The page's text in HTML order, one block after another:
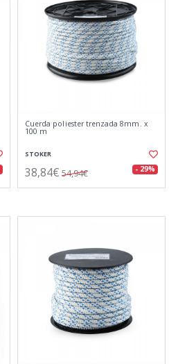
Cuerda poliester trenzada 8mm. x
100 m
STOKER
38,84€ 54,94€ - 29%